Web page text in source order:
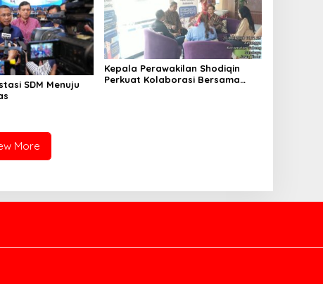
SDM Menuju
Kepala Perawakilan Shodiqin
Perkuat Kolaborasi Bersama
More